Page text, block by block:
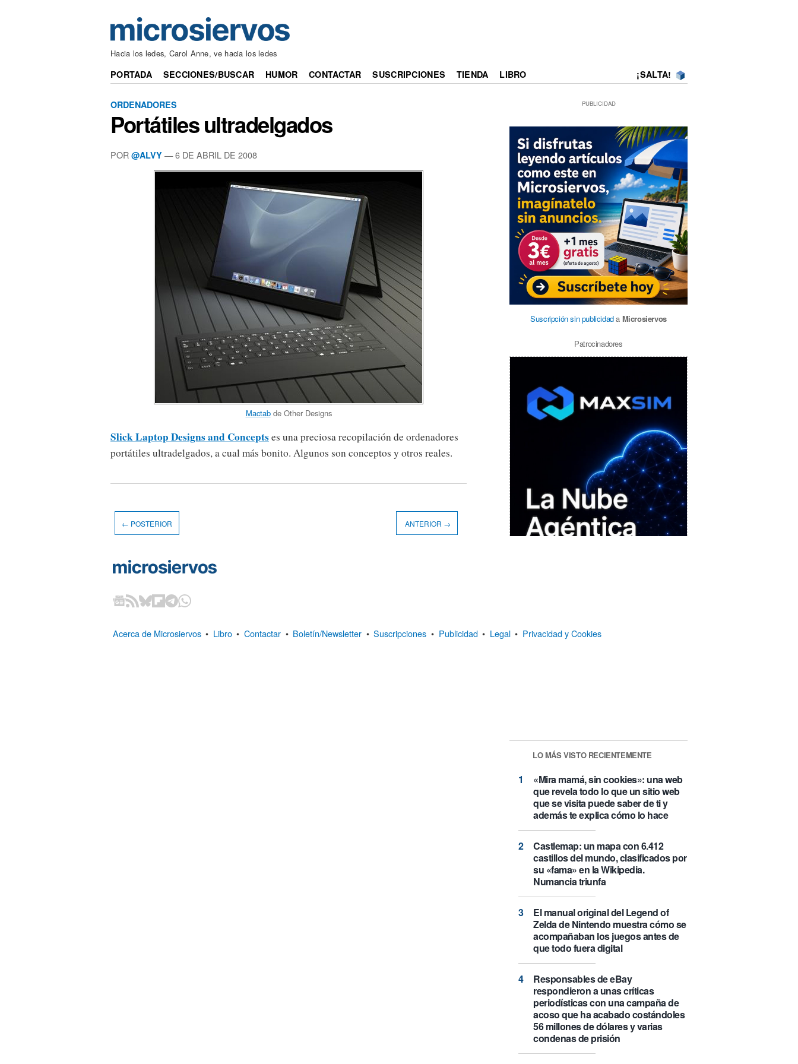
Hacia los ledes, Carol Anne, ve hacia los ledes
PORTADA SECCIONES/BUSCAR HUMOR CONTACTAR SUSCRIPCIONES TIENDA LIBRO ¡SALTA!
ORDENADORES
Portátiles ultradelgados
POR @ALVY — 6 DE ABRIL DE 2008
Mactabde Other Designs
Slick Laptop Designs and Conceptses una preciosa recopilación de ordenadores
portátiles ultradelgados, a cual más bonito. Algunos son conceptos y otros reales.
PUBLICIDAD
Suscripción sin publicidada Microsiervos
Patrocinadores
LO MÁS VISTO RECIENTEMENTE
«Mira mamá, sin cookies»: una web
que revela todo lo que un sitio web
que se visita puede saber de ti y
además te explica cómo lo hace
Castlemap: un mapa con 6.412
castillos del mundo, clasificados por
su «fama» en la Wikipedia.
Numancia triunfa
El manual original del Legend of
Zelda de Nintendo muestra cómo se
acompañaban los juegos antes de
que todo fuera digital
Responsables de eBay
respondieron a unas críticas
periodísticas con una campaña de
acoso que ha acabado costándoles
56 millones de dólares y varias
condenas de prisión
← POSTERIOR ANTERIOR →
Acerca de Microsiervos • Libro • Contactar • Boletín/Newsletter • Suscripciones • Publicidad • Legal • Privacidad y Cookies